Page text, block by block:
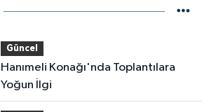
Güncel
Hanımeli Konağı'nda Toplantılara
Yoğun İlgi